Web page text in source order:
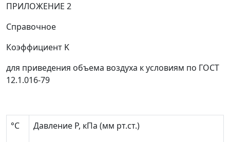
ПРИЛОЖЕНИЕ 2
Справочное
Коэффициент K
для приведения объема воздуха к условиям по ГОСТ
12.1.016-79
°C Давление P, кПа (мм рт.ст.)